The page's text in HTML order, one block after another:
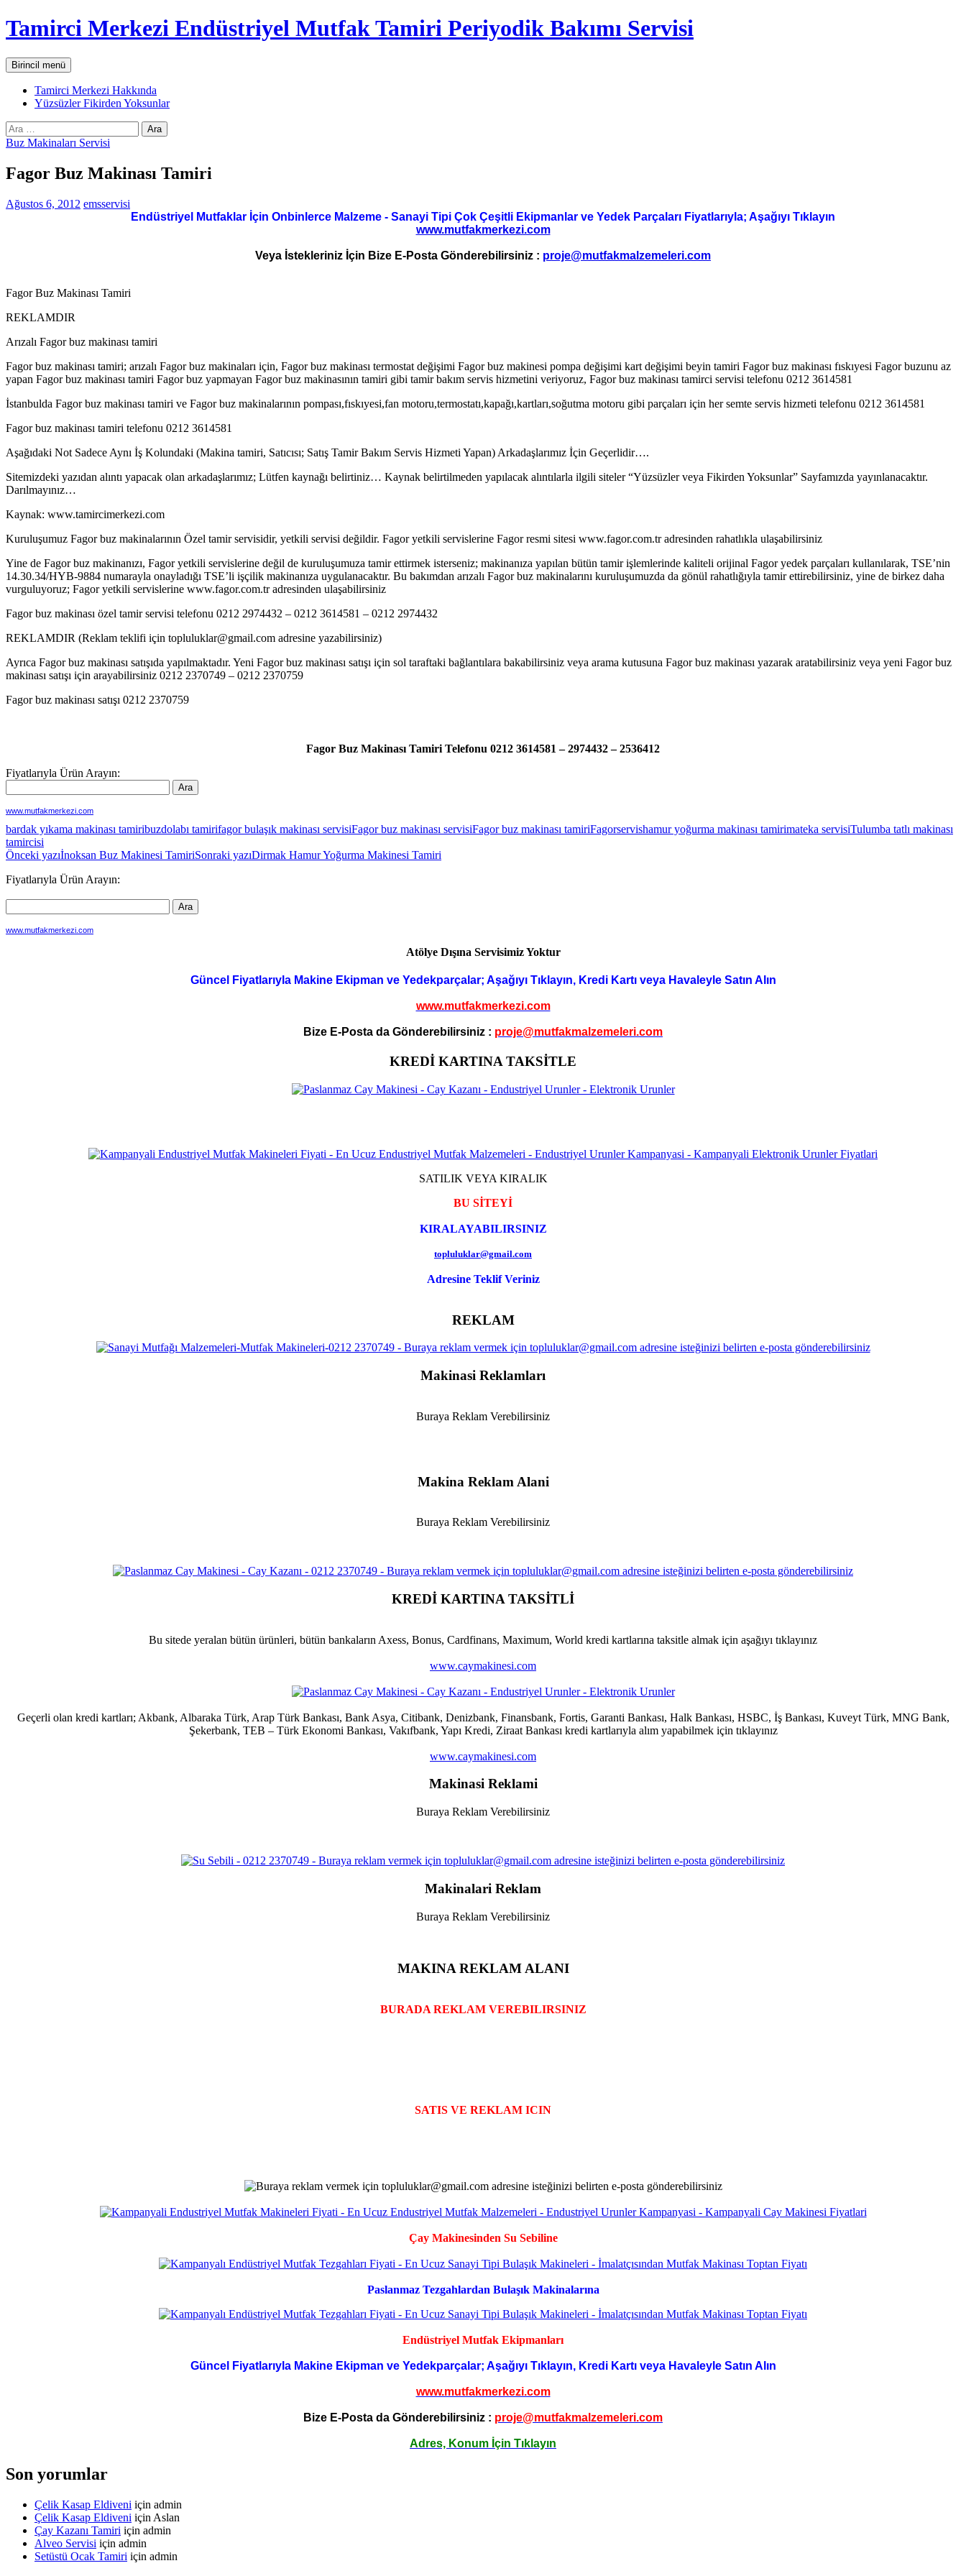
İçeriğe
atla
Tamirci Merkezi Endüstriyel Mutfak Tamiri Periyodik Bakımı Servisi
AraBirincil menü
Tamirci Merkezi Hakkında
Yüzsüzler Fikirden Yoksunlar
Arama:
Buz Makinaları Servisi
Fagor Buz Makinası Tamiri
Ağustos 6, 2012 emsservisi
Endüstriyel Mutfaklar İçin Onbinlerce Malzeme - Sanayi Tipi Çok Çeşitli Ekipmanlar ve Yedek Parçaları Fiyatlarıyla; Aşağıyı Tıklayın
www.mutfakmerkezi.com
Veya İstekleriniz İçin Bize E-Posta Gönderebilirsiniz : proje@mutfakmalzemeleri.com
Fagor Buz Makinası Tamiri
REKLAMDIR
Arızalı Fagor buz makinası tamiri
Fagor buz makinası tamiri; arızalı Fagor buz makinaları için, Fagor buz makinası termostat değişimi Fagor buz makinesi pompa değişimi kart değişimi beyin tamiri Fagor buz makinası fıskıyesi Fagor buzunu az
yapan Fagor buz makinası tamiri Fagor buz yapmayan Fagor buz makinasının tamiri gibi tamir bakım servis hizmetini veriyoruz, Fagor buz makinası tamirci servisi telefonu 0212 3614581
İstanbulda Fagor buz makinası tamiri ve Fagor buz makinalarının pompası,fıskıyesi,fan motoru,termostatı,kapağı,kartları,soğutma motoru gibi parçaları için her semte servis hizmeti telefonu 0212 3614581
Fagor buz makinası tamiri telefonu 0212 3614581
Aşağıdaki Not Sadece Aynı İş Kolundaki (Makina tamiri, Satıcısı; Satış Tamir Bakım Servis Hizmeti Yapan) Arkadaşlarımız İçin Geçerlidir….
Sitemizdeki yazıdan alıntı yapacak olan arkadaşlarımız; Lütfen kaynağı belirtiniz… Kaynak belirtilmeden yapılacak alıntılarla ilgili siteler “Yüzsüzler veya Fikirden Yoksunlar” Sayfamızda yayınlanacaktır.
Darılmayınız…
Kaynak: www.tamircimerkezi.com
Kuruluşumuz Fagor buz makinalarının Özel tamir servisidir, yetkili servisi değildir. Fagor yetkili servislerine Fagor resmi sitesi www.fagor.com.tr adresinden rahatlıkla ulaşabilirsiniz
Yine de Fagor buz makinanızı, Fagor yetkili servislerine değil de kuruluşumuza tamir ettirmek isterseniz; makinanıza yapılan bütün tamir işlemlerinde kaliteli orijinal Fagor yedek parçaları kullanılarak, TSE’nin
14.30.34/HYB-9884 numarayla onayladığı TSE’li işçilik makinanıza uygulanacaktır. Bu bakımdan arızalı Fagor buz makinalarını kuruluşumuzda da gönül rahatlığıyla tamir ettirebilirsiniz, yine de birkez daha
vurguluyoruz; Fagor yetkili servislerine www.fagor.com.tr adresinden ulaşabilirsiniz
Fagor buz makinası özel tamir servisi telefonu 0212 2974432 – 0212 3614581 – 0212 2974432
REKLAMDIR (Reklam teklifi için topluluklar@gmail.com adresine yazabilirsiniz)
Ayrıca Fagor buz makinası satışıda yapılmaktadır. Yeni Fagor buz makinası satışı için sol taraftaki bağlantılara bakabilirsiniz veya arama kutusuna Fagor buz makinası yazarak aratabilirsiniz veya yeni Fagor buz
makinası satışı için arayabilirsiniz 0212 2370749 – 0212 2370759
Fagor buz makinası satışı 0212 2370759
Fagor Buz Makinası Tamiri Telefonu 0212 3614581 – 2974432 – 2536412
Fiyatlarıyla Ürün Arayın:
www.mutfakmerkezi.com
bardak yıkama makinası tamiribuzdolabı tamirifagor bulaşık makinası servisiFagor buz makinası servisiFagor buz makinası tamiriFagorservishamur yoğurma makinası tamirimateka servisiTulumba tatlı makinası
tamircisi
Yazı
dolaşımı
Önceki yazıİnoksan Buz Makinesi TamiriSonraki yazıDirmak Hamur Yoğurma Makinesi Tamiri
Fiyatlarıyla Ürün Arayın:
www.mutfakmerkezi.com
Atölye Dışına Servisimiz Yoktur
Güncel Fiyatlarıyla Makine Ekipman ve Yedekparçalar; Aşağıyı Tıklayın, Kredi Kartı veya Havaleyle Satın Alın
www.mutfakmerkezi.com
Bize E-Posta da Gönderebilirsiniz : proje@mutfakmalzemeleri.com
KREDİ KARTINA TAKSİTLE
SATILIK VEYA KIRALIK
BU SİTEYİ
KIRALAYABILIRSINIZ
topluluklar@gmail.com
Adresine Teklif Veriniz
REKLAM
Makinasi Reklamları
Buraya Reklam Verebilirsiniz
Makina Reklam Alani
Buraya Reklam Verebilirsiniz
KREDİ KARTINA TAKSİTLİ
Bu sitede yeralan bütün ürünleri, bütün bankaların Axess, Bonus, Cardfinans, Maximum, World kredi kartlarına taksitle almak için aşağıyı tıklayınız
www.caymakinesi.com
Geçerli olan kredi kartları; Akbank, Albaraka Türk, Arap Türk Bankası, Bank Asya, Citibank, Denizbank, Finansbank, Fortis, Garanti Bankası, Halk Bankası, HSBC, İş Bankası, Kuveyt Türk, MNG Bank,
Şekerbank, TEB – Türk Ekonomi Bankası, Vakıfbank, Yapı Kredi, Ziraat Bankası kredi kartlarıyla alım yapabilmek için tıklayınız
www.caymakinesi.com
Makinasi Reklami
Buraya Reklam Verebilirsiniz
Makinalari Reklam
Buraya Reklam Verebilirsiniz
MAKINA REKLAM ALANI
BURADA REKLAM VEREBILIRSINIZ
SATIS VE REKLAM ICIN
Çay Makinesinden Su Sebiline
Paslanmaz Tezgahlardan Bulaşık Makinalarına
Endüstriyel Mutfak Ekipmanları
Güncel Fiyatlarıyla Makine Ekipman ve Yedekparçalar; Aşağıyı Tıklayın, Kredi Kartı veya Havaleyle Satın Alın
www.mutfakmerkezi.com
Bize E-Posta da Gönderebilirsiniz : proje@mutfakmalzemeleri.com
Adres, Konum İçin Tıklayın
Son yorumlar
Çelik Kasap Eldiveni için admin
Çelik Kasap Eldiveni için Aslan
Çay Kazanı Tamiri için admin
Alveo Servisi için admin
Setüstü Ocak Tamiri için admin